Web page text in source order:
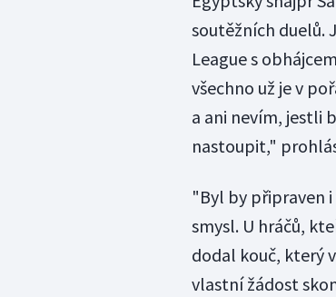
soutěžních duelů.
League s
všechno už je v
a ani nevím, jestli
nastoupit,"
"Byl by připraven
smysl. U hráčů,
dodal kouč, který
vlastní žádost